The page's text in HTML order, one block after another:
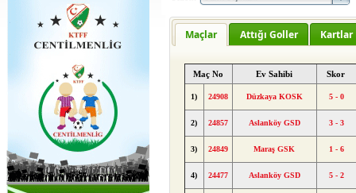
Maçlar Attığı Goller Kartlar
Maç No Ev Sahibi Skor
1) 24908 Düzkaya KOSK 5 - 0
2) 24857 Aslanköy GSD 3 - 3
3) 24849 Maraş GSK 1 - 6
4) 24477 Aslanköy GSD 5 - 2